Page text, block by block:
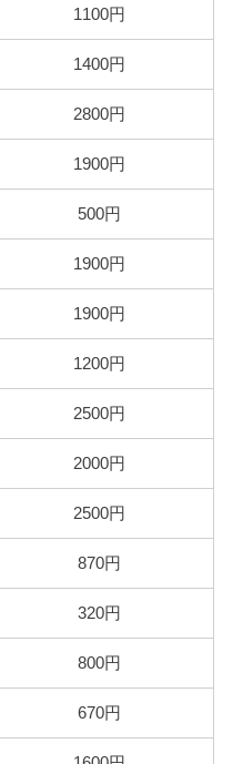
1100円
1400円
2800円
1900円
500円
1900円
1900円
1200円
2500円
2000円
2500円
870円
320円
800円
670円